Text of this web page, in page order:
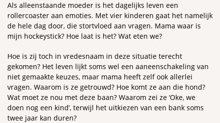
Als alleenstaande moeder is het dagelijks leven een
rollercoaster aan emoties. Met vier kinderen gaat het namelijk
de hele dag door, die stortvloed aan vragen. Mama waar is
mijn hockeystick? Hoe laat is het? Wat eten we?
Hoe is zij toch in vredesnaam in deze situatie terecht
gekomen? Het leven lijkt soms wel een aaneenschakeling van
niet gemaakte keuzes, maar mama heeft zelf ook allerlei
vragen. Waarom is ze getrouwd? Hoe komt ze aan die hond?
Wat moet ze nou met deze baan? Waarom zei ze ‘Oke, we
doen nog een kind’, terwijl het uitkiezen van een bank soms
twee jaar kan duren?